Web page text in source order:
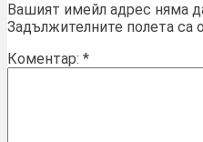
Вашият имейл адрес няма
Задължителните полета са
Коментар: *